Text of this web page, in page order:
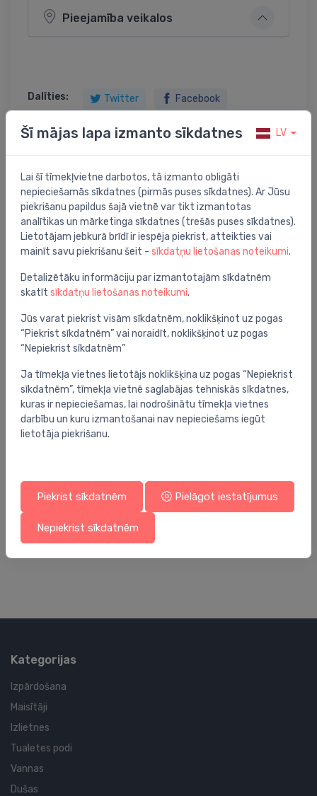
Pieejamība veikalos
Dalīties: Twitter Facebook
Preces apraksts
radiatora termovent. savienojums R1/2"xM22
Jums varētu arī interesēt
Rad. ventilis Cube-Easy 1/2` ia, 90°, hromēts
68.00 €
Kategorijas
Izpārdošana
Maisītāji
Izlietnes
Tualetes podi
Vannas
Dušas
Šī mājas lapa izmanto sīkdatnes LV
Lai šī tīmekļvietne darbotos, tā izmanto obligāti
nepieciešamās sīkdatnes (pirmās puses sīkdatnes). Ar Jūsu
piekrišanu papildus šajā vietnē var tikt izmantotas
analītikas un mārketinga sīkdatnes (trešās puses sīkdatnes).
Lietotājam jebkurā brīdī ir iespēja piekrist, atteikties vai
mainīt savu piekrišanu šeit - sīkdatņu lietošanas noteikumi.
Detalizētāku informāciju par izmantotajām sīkdatnēm
skatīt sīkdatņu lietošanas noteikumi.
Jūs varat piekrist visām sīkdatnēm, noklikšķinot uz pogas
“Piekrist sīkdatnēm” vai noraidīt, noklikšķinot uz pogas
“Nepiekrist sīkdatnēm”
Ja tīmekļa vietnes lietotājs noklikšķina uz pogas “Nepiekrist
sīkdatnēm”, tīmekļa vietnē saglabājas tehniskās sīkdatnes,
kuras ir nepieciešamas, lai nodrošinātu tīmekļa vietnes
darbību un kuru izmantošanai nav nepieciešams iegūt
lietotāja piekrišanu.
Piekrist sīkdatnēm Pielāgot iestatījumus
Nepiekrist sīkdatnēm